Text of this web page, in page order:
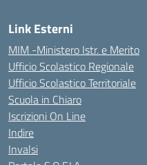
Link Esterni
MIM -Ministero Istr. e Merito
Ufficio Scolastico Regionale
Ufficio Scolastico Territoriale
Scuola in Chiaro
Iscrizioni On Line
Indire
Invalsi